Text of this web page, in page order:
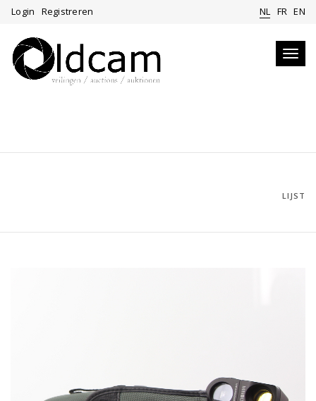
Login Registreren NL FR EN
LIJST